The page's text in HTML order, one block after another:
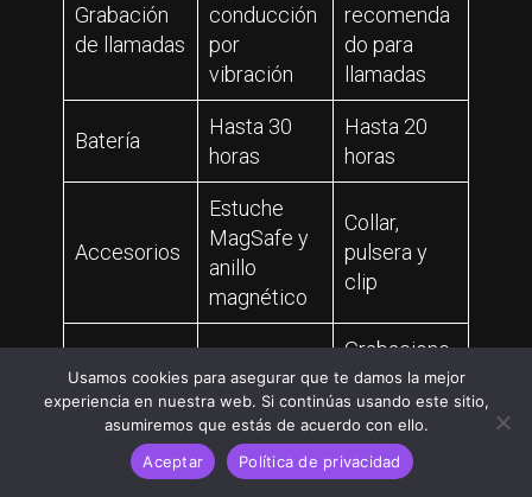
Grabación
de llamadas
conducción
por
vibración
recomenda
do para
llamadas
Batería
Hasta 30
horas
Hasta 20
horas
Accesorios
Estuche
MagSafe y
anillo
magnético
Collar,
pulsera y
clip
Uso ideal
Reuniones
en oficina,
clases y
llamadas
Grabacione
s en
movimiento
y
situaciones
Usamos cookies para asegurar que te damos la mejor
experiencia en nuestra web. Si continúas usando este sitio,
asumiremos que estás de acuerdo con ello.
Aceptar
Política de privacidad